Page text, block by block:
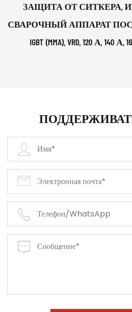
ЗАЩИТА ОТ СИТКЕРА,
СВАРОЧНЫЙ АППАРАТ
IGBT (MMA), VRD, 120 А, 140